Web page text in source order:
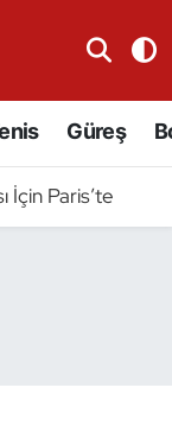
Güreş
İçin Paris’te